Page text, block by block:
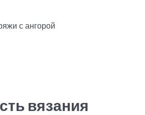
с ангорой
вязания